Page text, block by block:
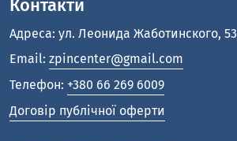
Контакти
Адреса: ул. Леонида Жаботинского, 53
Email: zpincenter@gmail.com
Телефон: +380 66 269 6009
Договір публічної оферти